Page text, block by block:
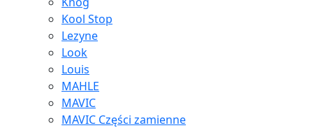
Kool Stop
Lezyne
Look
Louis
MAHLE
MAVIC
MAVIC Części zamienne